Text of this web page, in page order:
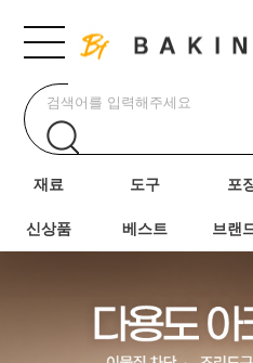
재료 도구 포
신상품 베스트 브랜